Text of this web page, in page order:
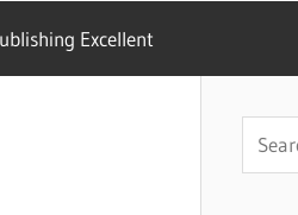
Excellent
Search
for: